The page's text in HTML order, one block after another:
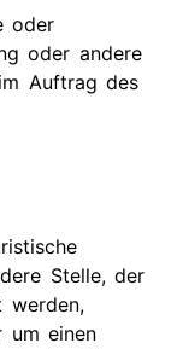
oder
oder andere
Auftrag des
Stelle, der
werden,
um einen